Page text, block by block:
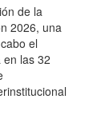
de la
2026, una
el
las 32